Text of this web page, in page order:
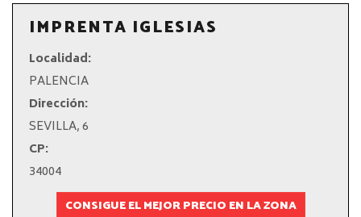
IMPRENTA IGLESIAS
Localidad:
PALENCIA
Dirección:
SEVILLA, 6
CP:
34004
CONSIGUE EL MEJOR PRECIO EN LA ZONA